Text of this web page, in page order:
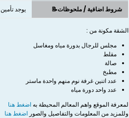
شروط اضافية / ملحوظات📝 يوجد تأمين 1000
الشقة مكونة من :
مجلس للرجال بدورة مياه ومغاسل
مقلط
صالة
مطبخ
عدد اتنين غرفة نوم منهم واحدة ماستر
عدد واحد دورة مياه
لمعرفة الموقع واهم المعالم المحيطة بهاضغط هنا
وللمزيد من المعلومات والتفاصيل والصور اضغط هنا​